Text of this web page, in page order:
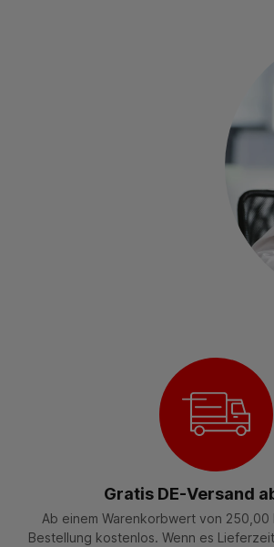
Gratis DE-Versand
Ab einem Warenkorbwert von 250,00
Bestellung kostenlos. Wenn es